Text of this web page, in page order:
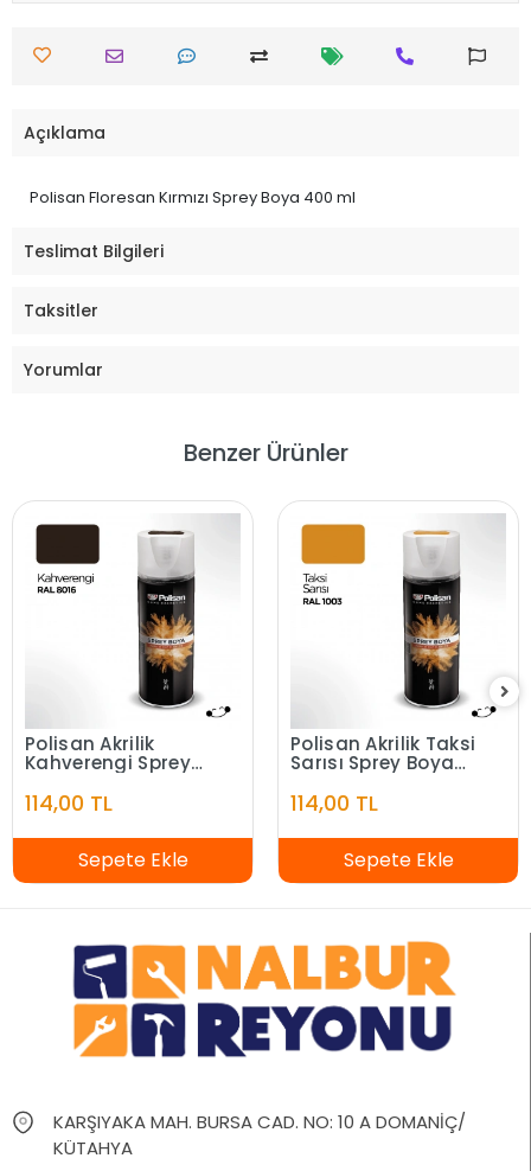
Açıklama
Polisan Floresan Kırmızı Sprey Boya 400 ml
Teslimat Bilgileri
Taksitler
Yorumlar
Benzer Ürünler
Polisan Akrilik
Kahverengi Sprey
8016
114,00 TL
Sepete Ekle
Polisan Akrilik Taksi
Sarısı Sprey Boya
114,00 TL
Sepete Ekle
KARŞIYAKA MAH. BURSA CAD. NO: 10 A DOMANİÇ/
KÜTAHYA